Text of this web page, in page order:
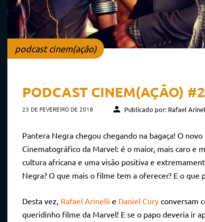
podcast cinem(ação)
PODCAST CINEM(AÇÃO)
23 DE FEVEREIRO DE 2018 Publicado por: Rafael
Pantera Negra chegou chegando na bagaça! O
Cinematográfico da Marvel: é o maior, mais caro e
cultura africana e uma visão positiva e
Negra? O que mais o filme tem a oferecer? E o que
Desta vez, Rafael Arinelli e Daniel Cury conversam
queridinho filme da Marvel! E se o papo deveria ir